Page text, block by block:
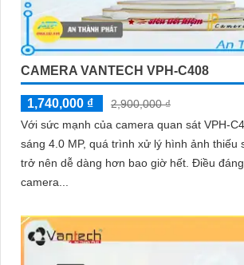
CAMERA VANTECH VPH-C408
1,740,000 ₫
2,900,000 ₫
Với sức mạnh của camera quan sát VPH-
sáng 4.0 MP, quá trình xử lý hình ảnh thiếu
trở nên dễ dàng hơn bao giờ hết. Điều đáng chú ý là
camera...